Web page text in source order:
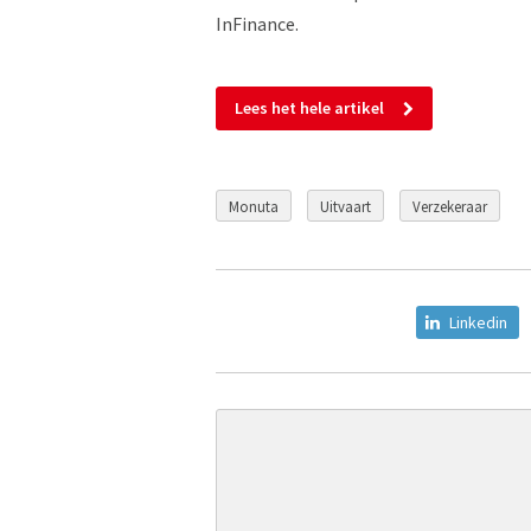
InFinance.
Lees het hele artikel
Monuta Uitvaart Verzekeraar
Linkedin